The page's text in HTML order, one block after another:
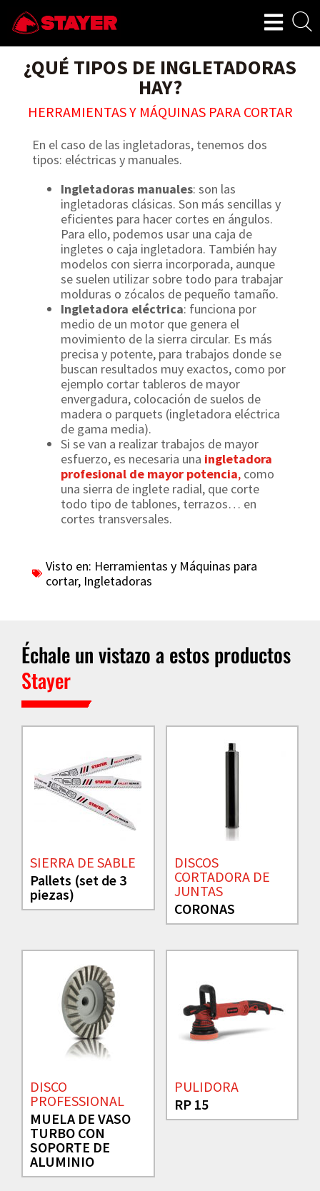
¿QUÉ TIPOS DE INGLETADORAS
HAY?
HERRAMIENTAS Y MÁQUINAS PARA CORTAR
En el caso de las ingletadoras, tenemos dos
tipos: eléctricas y manuales.
Ingletadoras manuales: son las
ingletadoras clásicas. Son más sencillas y
eficientes para hacer cortes en ángulos.
Para ello, podemos usar una caja de
ingletes o caja ingletadora. También hay
modelos con sierra incorporada, aunque
se suelen utilizar sobre todo para trabajar
molduras o zócalos de pequeño tamaño.
Ingletadora eléctrica: funciona por
medio de un motor que genera el
movimiento de la sierra circular. Es más
precisa y potente, para trabajos donde se
buscan resultados muy exactos, como por
ejemplo cortar tableros de mayor
envergadura, colocación de suelos de
madera o parquets (ingletadora eléctrica
de gama media).
Si se van a realizar trabajos de mayor
esfuerzo, es necesaria una ingletadora
profesional de mayor potencia, como
una sierra de inglete radial, que corte
todo tipo de tablones, terrazos… en
cortes transversales.
Visto en: Herramientas y Máquinas para
cortar, Ingletadoras
Échale un vistazo a estos productos
Stayer
SIERRA DE SABLE
Pallets (set de 3
piezas)
DISCOS
CORTADORA DE
JUNTAS
CORONAS
DISCO
PROFESSIONAL
MUELA DE VASO
TURBO CON
SOPORTE DE
ALUMINIO
PULIDORA
RP 15